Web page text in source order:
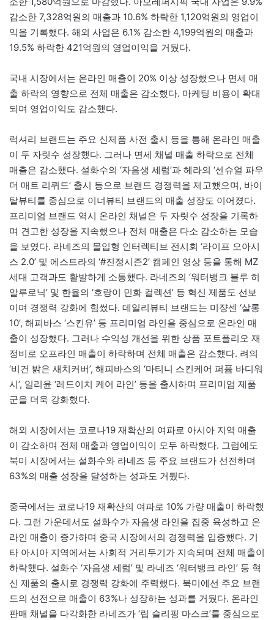
감소한 7,328억원의 매출과 10.6% 하락한 1,120억원의 영업이
익을 기록했다. 해외 사업은 6.1% 감소한 4,199억원의 매출과
19.5% 하락한 421억원의 영업이익을 거뒀다.
국내 시장에서는 온라인 매출이 20% 이상 성장했으나 면세 매
출 하락의 영향으로 전체 매출은 감소했다. 마케팅 비용이 확대
되며 영업이익도 감소했다.
럭셔리 브랜드는 주요 신제품 사전 출시 등을 통해 온라인 매출
이 두 자릿수 성장했다. 그러나 면세 채널 매출 하락으로 전체
매출은 감소했다. 설화수의 ‘자음생 세럼’과 헤라의 ‘센슈얼 파우
더 매트 리퀴드’ 출시 등으로 브랜드 경쟁력을 제고했으며, 바이
탈뷰티를 중심으로 이너뷰티 브랜드의 매출 성장도 이어졌다.
프리미엄 브랜드 역시 온라인 채널은 두 자릿수 성장을 기록하
며 견고한 성장을 지속했으나 전체 매출은 다소 감소하는 모습
을 보였다. 라네즈의 몰입형 인터렉티브 전시회 ‘라이프 오아시
스 2.0’ 및 에스트라의 ‘#진정시즌2’ 캠페인 영상 등을 통해 MZ
세대 고객과도 활발하게 소통했다. 라네즈의 ‘워터뱅크 블루 히
알루로닉’ 및 한율의 ‘호랑이 민화 컬렉션’ 등 혁신 제품도 선보
이며 경쟁력 강화에 힘썼다. 데일리뷰티 브랜드는 미쟝센 ‘살롱
10’, 해피바스 ‘스킨유’ 등 프리미엄 라인을 중심으로 온라인 매
출이 성장했다. 그러나 수익성 개선을 위한 상품 포트폴리오 재
정비로 오프라인 매출이 하락하며 전체 매출은 감소했다. 려의
‘비건 밝은 새치커버’, 해피바스의 ‘마티니 스킨케어 퍼퓸 바디워
시’, 일리윤 ‘레드이치 케어 라인’ 등을 출시하며 프리미엄 제품
군을 더욱 강화했다.
해외 시장에서는 코로나19 재확산의 여파로 아시아 지역 매출
이 감소하며 전체 매출과 영업이익이 모두 하락했다. 그럼에도
북미 시장에서는 설화수와 라네즈 등 주요 브랜드가 선전하며
63%의 매출 성장을 달성하는 성과도 거뒀다.
중국에서는 코로나19 재확산의 여파로 10% 가량 매출이 하락했
다. 그런 가운데서도 설화수가 자음생 라인을 집중 육성하고 온
라인 매출이 증가하며 중국 시장에서의 경쟁력을 입증했다. 기
타 아시아 지역에서는 사회적 거리두기가 지속되며 전체 매출이
하락했다. 설화수 ‘자음생 세럼’ 및 라네즈 ‘워터뱅크 라인’ 등 혁
신 제품의 출시로 경쟁력 강화에 주력했다. 북미에선 주요 브랜
드의 선전으로 매출이 63%나 성장하는 성과를 거뒀다. 온라인
판매 채널을 다각화한 라네즈가 ‘립 슬리핑 마스크’를 중심으로